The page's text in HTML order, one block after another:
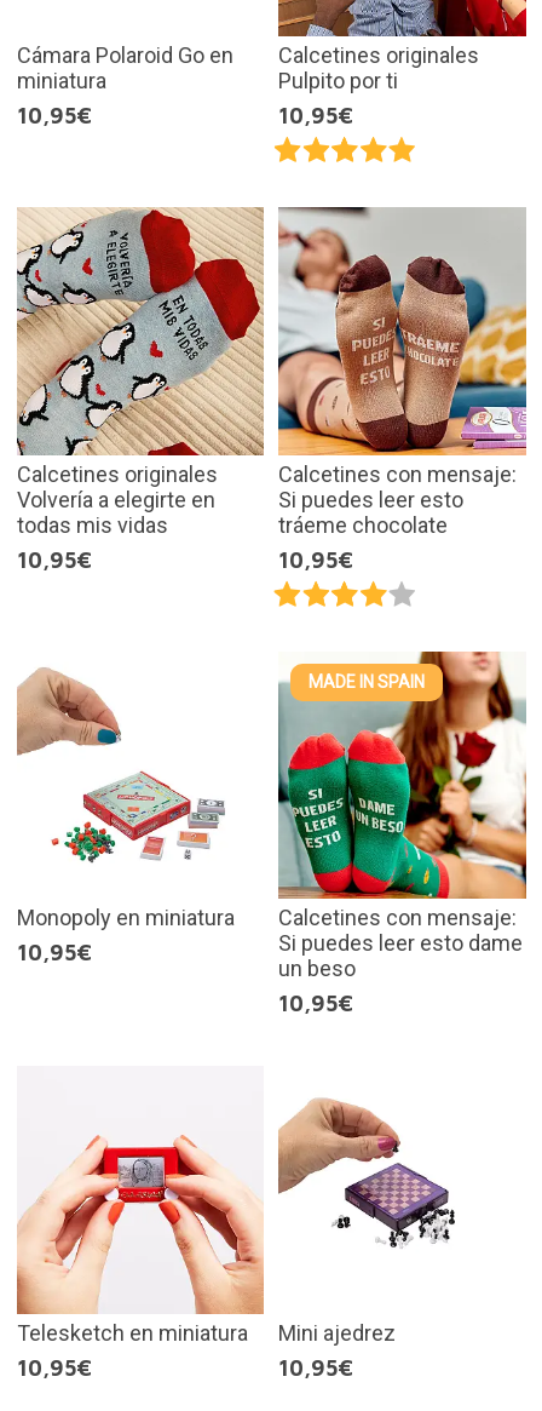
Cámara Polaroid Go en
miniatura
10,95€
Calcetines originales
Pulpito por ti
10,95€
Calcetines originales
Volvería a elegirte en
todas mis vidas
10,95€
Calcetines con mensaje:
Si puedes leer esto
tráeme chocolate
10,95€
Monopoly en miniatura
10,95€
MADE IN SPAIN
Calcetines con mensaje:
Si puedes leer esto dame
un beso
10,95€
Telesketch en miniatura
10,95€
Mini ajedrez
10,95€